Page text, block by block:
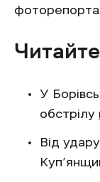
У
обстрілу
Від